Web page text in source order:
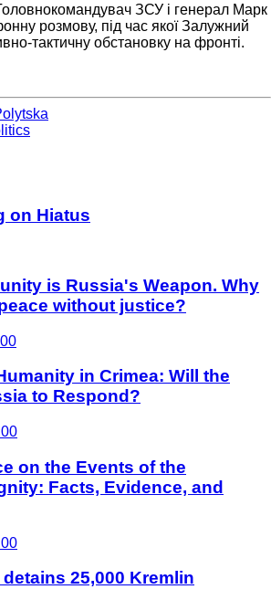
ЗСУ і генерал Марк
розмову, під час якої Залужний
тактичну обстановку на фронті.
on Hiatus
is Russia's Weapon. Why
without justice?
in Crimea: Will the
to Respond?
on the Events of the
Facts, Evidence, and
25,000 Kremlin